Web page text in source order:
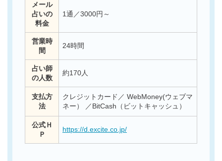
メール
占いの
料金
1通／3000円～
営業時
間
24時間
占い師
の人数
約170人
支払方
法
クレジットカード／ WebMoney(ウェブマ
ネー） ／BitCash（ビットキャッシュ）
公式Ｈ
Ｐ
https://d.excite.co.jp/